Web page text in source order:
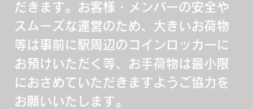
だきます。お客様・メンバーの安全や
スムーズな運営のため、大きいお荷物
等は事前に駅周辺のコインロッカーに
お預けいただく等、お手荷物は最小限
におさめていただきますようご協力を
お願いいたします。